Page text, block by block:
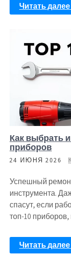
Читать
Как выбрать
приборов
24 ИЮНЯ 2026
Успешный
инструмента.
спасут, если
топ-10
Читать